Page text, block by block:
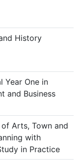
History
Year One in
and Business
Arts, Town and
with
in Practice